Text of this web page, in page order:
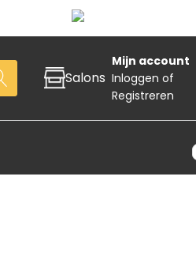
Salons
Mijn account
Inloggenof
Registreren